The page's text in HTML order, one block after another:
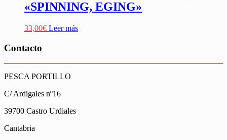
«SPINNING, EGING»
33,00€ Leer más
Contacto
PESCA PORTILLO
C/ Ardigales nº16
39700 Castro Urdiales
Cantabria